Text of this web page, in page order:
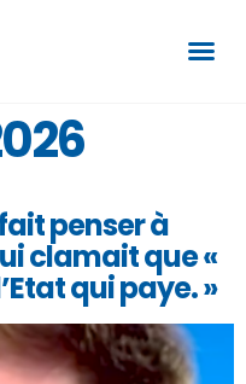
penser à
clamait que «
qui paye. »